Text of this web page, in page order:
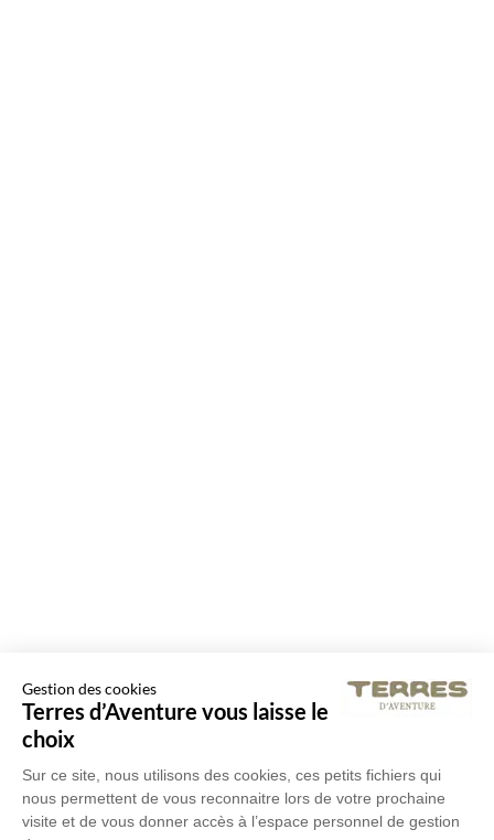
Gestion des cookies
Terres d’Aventure vous laisse le
choix
Sur ce site, nous utilisons des cookies, ces petits fichiers qui
nous permettent de vous reconnaitre lors de votre prochaine
visite et de vous donner accès à l’espace personnel de gestion